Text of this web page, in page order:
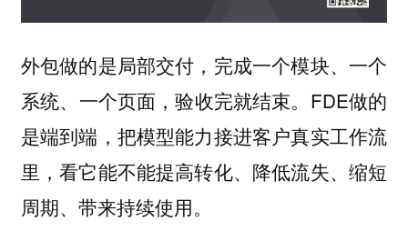
外包做的是局部交付，完成一个模块、一个
系统、一个页面，验收完就结束。FDE做的
是端到端，把模型能力接进客户真实工作流
里，看它能不能提高转化、降低流失、缩短
周期、带来持续使用。